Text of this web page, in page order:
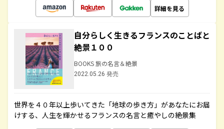
詳細を見る
自分らしく生きるフランスのことばと
絶景１００
BOOKS 旅の名言＆絶景
2022.05.26 発売
世界を４０年以上歩いてきた「地球の歩き方」があなたにお届
けする、人生を輝かせるフランスの名言と癒やしの絶景集